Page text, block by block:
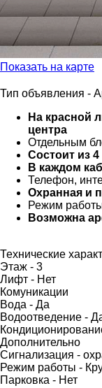
Показать на карте
Тип объявления -
На красной
центра
Отдельным
Состоит из
В каждом
Телефон,
Охранная и
Режим
Возможна
Технические
Этаж - 3
Лифт - Нет
Комуникации
Вода - Да
Водоотведение -
Дополнительно
Сигнализация -
Режим работы -
Парковка - Нет